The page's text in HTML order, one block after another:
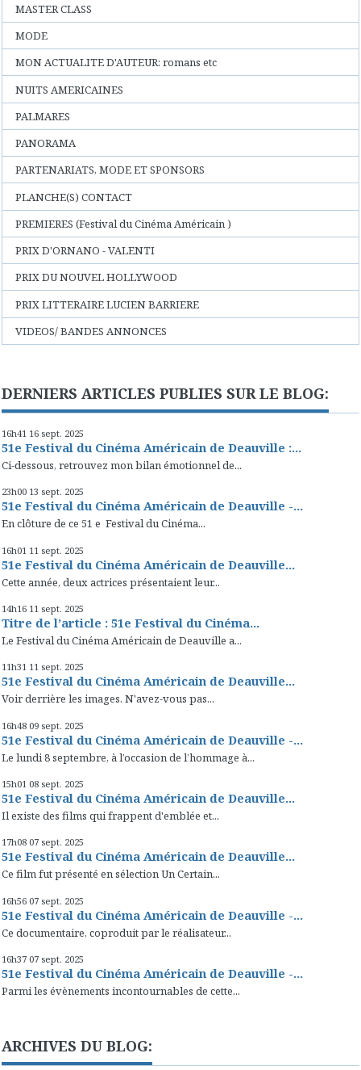
MASTER CLASS
MODE
MON ACTUALITE D'AUTEUR: romans etc
NUITS AMERICAINES
PALMARES
PANORAMA
PARTENARIATS, MODE ET SPONSORS
PLANCHE(S) CONTACT
PREMIERES (Festival du Cinéma Américain )
PRIX D'ORNANO - VALENTI
PRIX DU NOUVEL HOLLYWOOD
PRIX LITTERAIRE LUCIEN BARRIERE
VIDEOS/ BANDES ANNONCES
DERNIERS ARTICLES PUBLIES SUR LE BLOG:
16h41 16 sept. 2025
51e Festival du Cinéma Américain de Deauville :...
Ci-dessous, retrouvez mon bilan émotionnel de...
23h00 13 sept. 2025
51e Festival du Cinéma Américain de Deauville -...
En clôture de ce 51 e Festival du Cinéma...
16h01 11 sept. 2025
51e Festival du Cinéma Américain de Deauville...
Cette année, deux actrices présentaient leur...
14h16 11 sept. 2025
Titre de l’article : 51e Festival du Cinéma...
Le Festival du Cinéma Américain de Deauville a...
11h31 11 sept. 2025
51e Festival du Cinéma Américain de Deauville...
Voir derrière les images. N'avez-vous pas...
16h48 09 sept. 2025
51e Festival du Cinéma Américain de Deauville -...
Le lundi 8 septembre, à l’occasion de l’hommage à...
15h01 08 sept. 2025
51e Festival du Cinéma Américain de Deauville...
Il existe des films qui frappent d'emblée et...
17h08 07 sept. 2025
51e Festival du Cinéma Américain de Deauville...
Ce film fut présenté en sélection Un Certain...
16h56 07 sept. 2025
51e Festival du Cinéma Américain de Deauville -...
Ce documentaire, coproduit par le réalisateur...
16h37 07 sept. 2025
51e Festival du Cinéma Américain de Deauville -...
Parmi les évènements incontournables de cette...
ARCHIVES DU BLOG: